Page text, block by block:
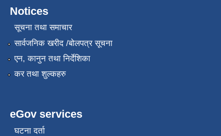
Notices
सूचना तथा समाचार
सार्वजनिक खरीद /बोलपत्र सूचना
एन, कानुन तथा निर्देशिका
कर तथा शुल्कहरु
eGov services
घटना दर्ता